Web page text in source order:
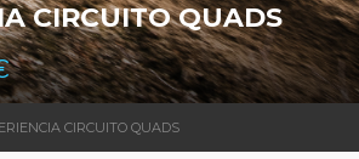
CIRCUITO QUADS
CIRCUITO QUADS